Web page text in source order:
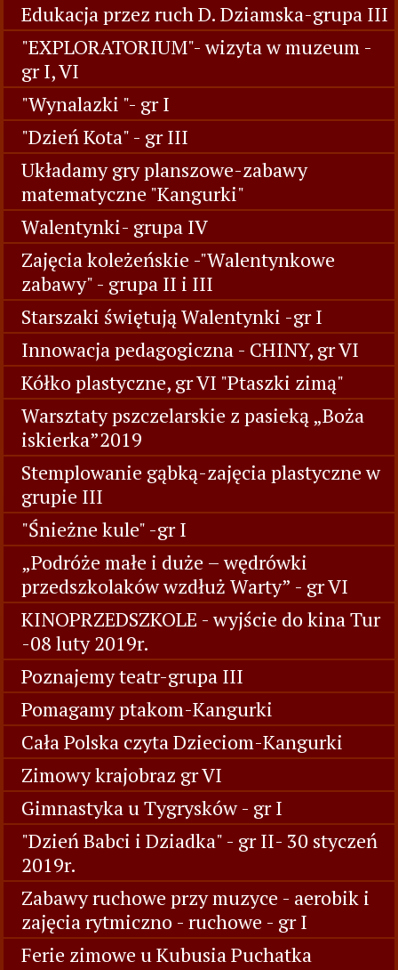
Edukacja przez ruch D. Dziamska-grupa III
"EXPLORATORIUM"- wizyta w muzeum -
gr I, VI
"Wynalazki "- gr I
"Dzień Kota" - gr III
Układamy gry planszowe-zabawy
matematyczne "Kangurki"
Walentynki- grupa IV
Zajęcia koleżeńskie -"Walentynkowe
zabawy" - grupa II i III
Starszaki świętują Walentynki -gr I
Innowacja pedagogiczna - CHINY, gr VI
Kółko plastyczne, gr VI "Ptaszki zimą"
Warsztaty pszczelarskie z pasieką „Boża
iskierka”2019
Stemplowanie gąbką-zajęcia plastyczne w
grupie III
"Śnieżne kule" -gr I
„Podróże małe i duże – wędrówki
przedszkolaków wzdłuż Warty” - gr VI
KINOPRZEDSZKOLE - wyjście do kina Tur
-08 luty 2019r.
Poznajemy teatr-grupa III
Pomagamy ptakom-Kangurki
Cała Polska czyta Dzieciom-Kangurki
Zimowy krajobraz gr VI
Gimnastyka u Tygrysków - gr I
"Dzień Babci i Dziadka" - gr II- 30 styczeń
2019r.
Zabawy ruchowe przy muzyce - aerobik i
zajęcia rytmiczno - ruchowe - gr I
Ferie zimowe u Kubusia Puchatka